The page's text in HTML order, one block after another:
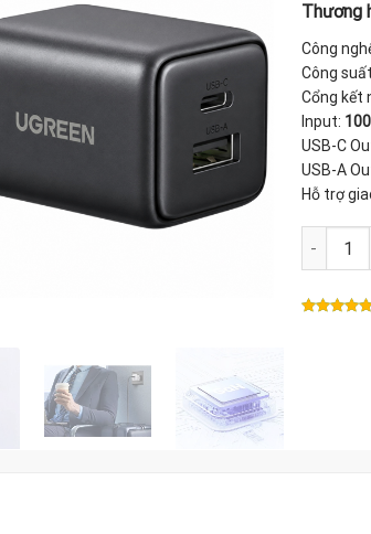
Thương
Công
Công
Cổng kết
Input:
USB-C
USB-A
Hỗ trợ
Củ Sạc